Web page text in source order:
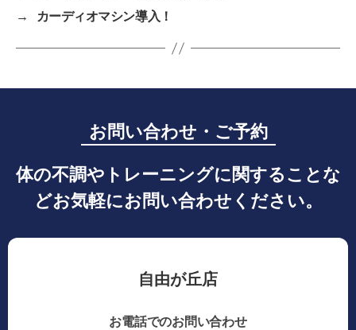
→
カーディオマシン導入！
お問い合わせ・ご予約
体の不調やトレーニングに関することな
どお気軽にお問い合わせください。
自由が丘店
お電話でのお問い合わせ